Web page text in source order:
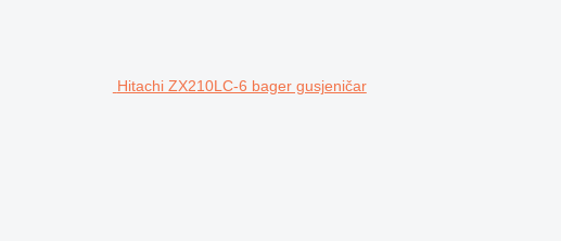
Hitachi ZX210LC-6 bager gusjeničar